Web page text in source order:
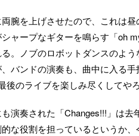
腕を上げさせたので、これは
ャープなギターを鳴らす「oh
。ノブのロボットダンスのよ
バンドの演奏も、曲中に入る
後のライブを楽しみ尽くしてや
演奏された「Changes!!!」は
な役割を担っているというか